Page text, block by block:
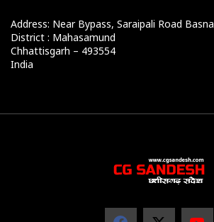
Address: Near Bypass, Saraipali Road Basna
District : Mahasamund
Chhattisgarh – 493554
India